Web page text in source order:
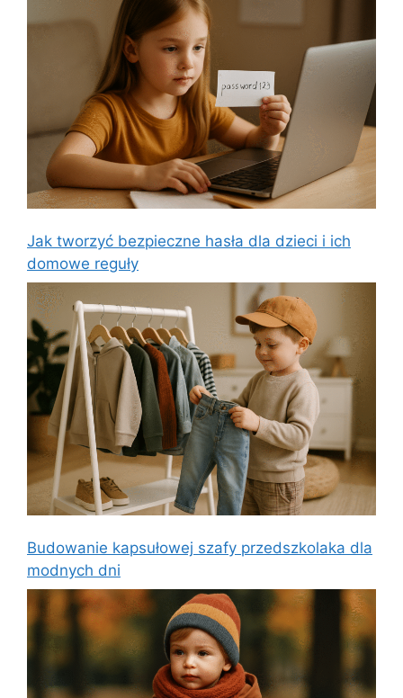
Jak tworzyć bezpieczne hasła dla dzieci i ich
domowe reguły
Budowanie kapsułowej szafy przedszkolaka dla
modnych dni